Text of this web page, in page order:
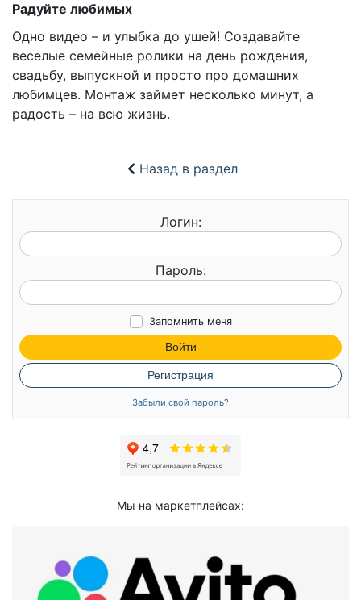
Радуйте любимых
Одно видео – и улыбка до ушей! Создавайте
веселые семейные ролики на день рождения,
свадьбу, выпускной и просто про домашних
любимцев. Монтаж займет несколько минут, а
радость – на всю жизнь.
Назад в раздел
Логин:
Пароль:
Запомнить меня
Войти
Регистрация
Забыли свой пароль?
Мы на маркетплейсах: